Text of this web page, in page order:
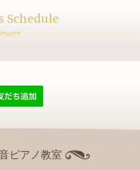
Schedule
ピアノ教室